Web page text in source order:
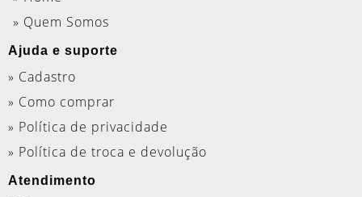
» Quem Somos
Ajuda e suporte
» Cadastro
» Como comprar
» Política de privacidade
» Política de troca e devolução
Atendimento